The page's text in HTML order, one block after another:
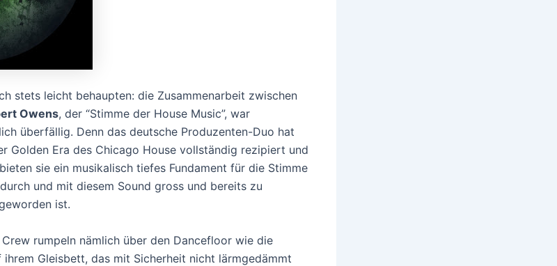
stets leicht behaupten: die Zusammenarbeit zwischen
Owens, der “Stimme der House Music”, war
überfällig. Denn das deutsche Produzenten-Duo hat
Golden Era des Chicago House vollständig rezipiert und
sie ein musikalisch tiefes Fundament für die Stimme
und mit diesem Sound gross und bereits zu
ist.
rumpeln nämlich über den Dancefloor wie die
Gleisbett, das mit Sicherheit nicht lärmgedämmt